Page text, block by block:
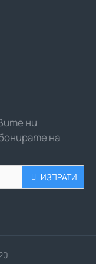
ни
на
ИЗПРАТИ